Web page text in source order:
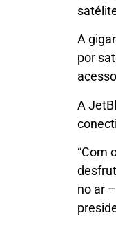
A
por
A
“Com
no ar